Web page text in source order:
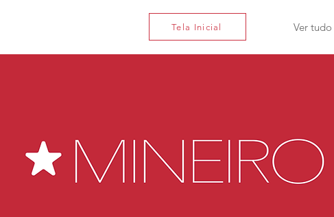
Tela Inicial Ver tudo